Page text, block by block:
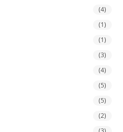
(4)
(1)
(1)
(3)
(4)
(5)
(5)
(2)